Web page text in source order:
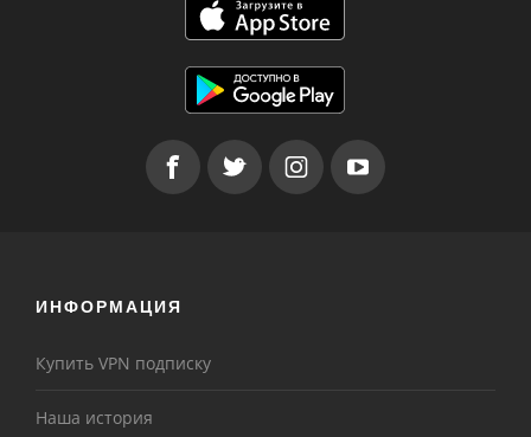
ИНФОРМАЦИЯ
Купить VPN подписку
Наша история